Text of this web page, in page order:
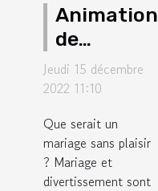
Animation
de
mariage
originale :
faire ?
Jeudi 15 décembre
2022 11:10
Que serait un
mariage sans plaisir
? Mariage et
divertissement sont